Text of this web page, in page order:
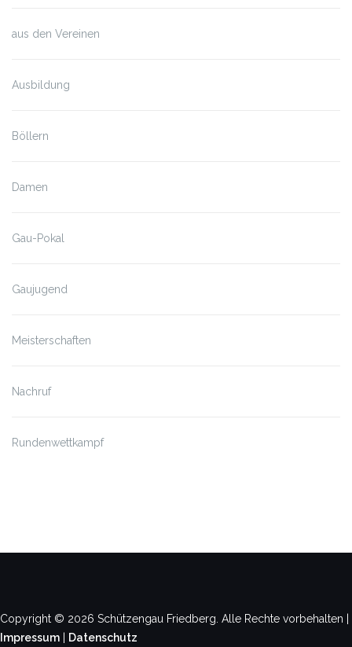
aus den Vereinen
Ausbildung
Böllern
Damen
Gau-Pokal
Gaujugend
Meisterschaften
Nachruf
Rundenwettkampf
Copyright © 2026 Schützengau Friedberg. Alle Rechte vorbehalten |
Impressum
Datenschutz